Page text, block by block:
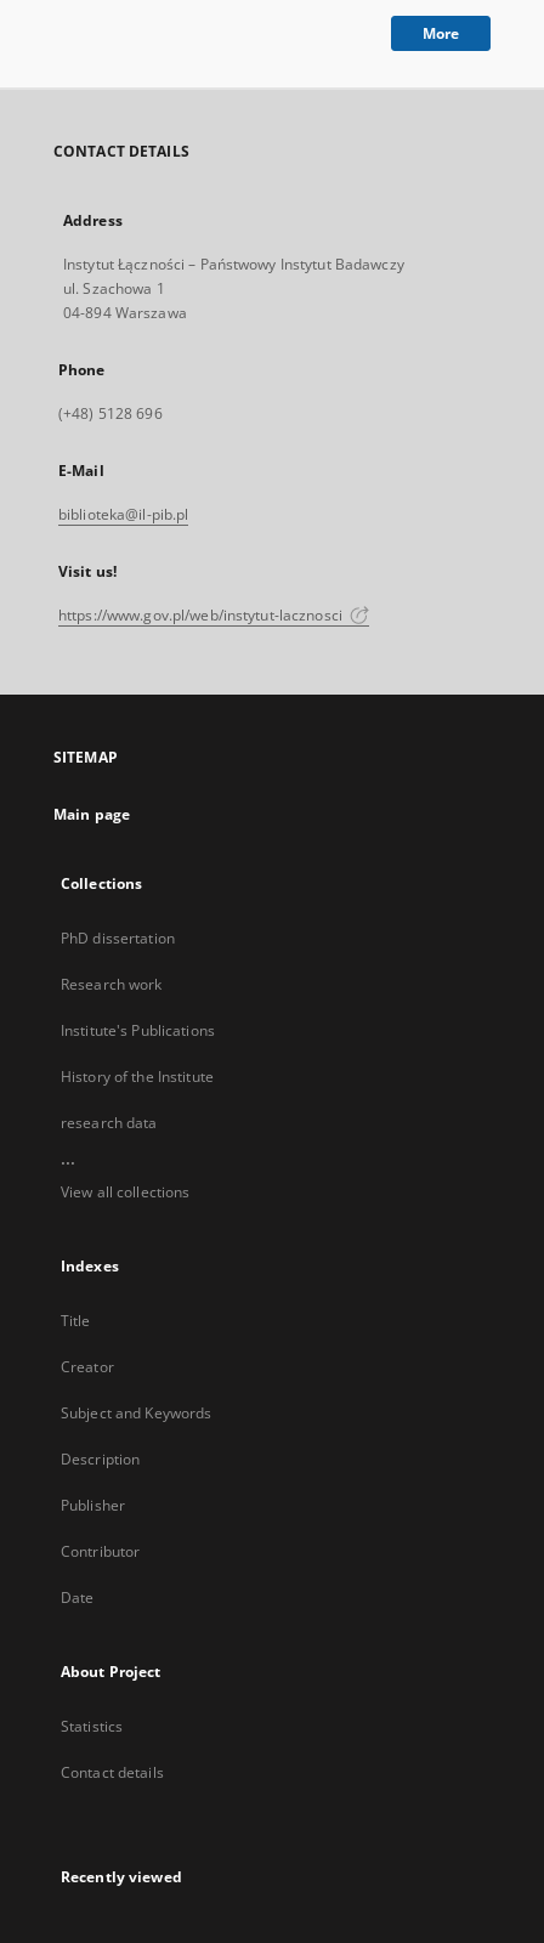
More
CONTACT DETAILS
Address
Instytut Łączności – Państwowy Instytut Badawczy
ul. Szachowa 1
04-894 Warszawa
Phone
(+48) 5128 696
E-Mail
biblioteka@il-pib.pl
Visit us!
https://www.gov.pl/web/instytut-lacznosci
SITEMAP
Main page
Collections
PhD dissertation
Research work
Institute's Publications
History of the Institute
research data
...
View all collections
Indexes
Title
Creator
Subject and Keywords
Description
Publisher
Contributor
Date
About Project
Statistics
Contact details
Recently viewed